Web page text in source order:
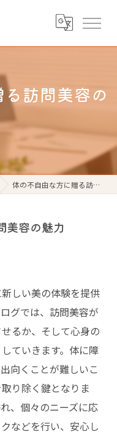
訪問美容の
体の不自由な方に贈る訪問美容の魅力
美容の魅力
しい美の体験を提供
グでは、訪問美容が
るか、そして心身の
ていきます。体に障
向くことが難しいこ
り除く鍵となりま
、個々のニーズに応
などを行い、安心し